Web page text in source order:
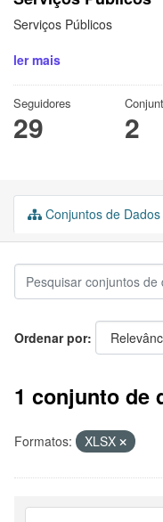
Serviços Públicos
ler mais
Seguidores
29 2
Conjuntos de Dados
Ordenar por
1 conjunto de
Formatos: XLSX